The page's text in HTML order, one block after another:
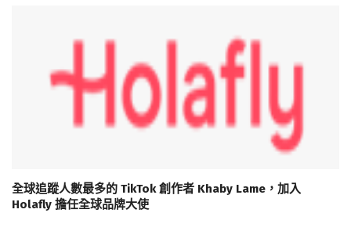
全球追蹤人數最多的 TikTok 創作者 Khaby Lame，加入
Holafly 擔任全球品牌大使